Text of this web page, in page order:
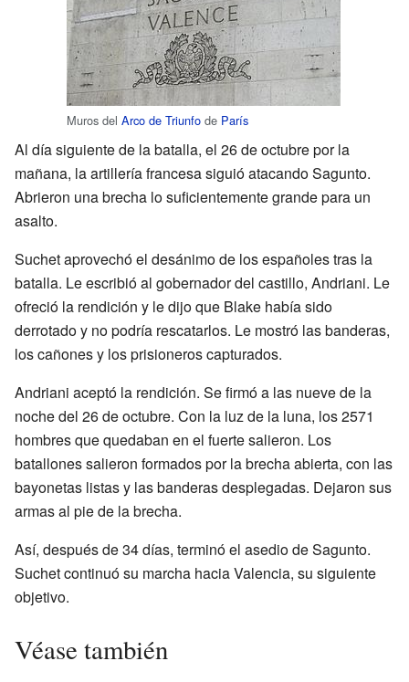
Muros del Arco de Triunfo de París
Al día siguiente de la batalla, el 26 de octubre por la
mañana, la artillería francesa siguió atacando Sagunto.
Abrieron una brecha lo suficientemente grande para un
asalto.
Suchet aprovechó el desánimo de los españoles tras la
batalla. Le escribió al gobernador del castillo, Andriani. Le
ofreció la rendición y le dijo que Blake había sido
derrotado y no podría rescatarlos. Le mostró las banderas,
los cañones y los prisioneros capturados.
Andriani aceptó la rendición. Se firmó a las nueve de la
noche del 26 de octubre. Con la luz de la luna, los 2571
hombres que quedaban en el fuerte salieron. Los
batallones salieron formados por la brecha abierta, con las
bayonetas listas y las banderas desplegadas. Dejaron sus
armas al pie de la brecha.
Así, después de 34 días, terminó el asedio de Sagunto.
Suchet continuó su marcha hacia Valencia, su siguiente
objetivo.
Véase también